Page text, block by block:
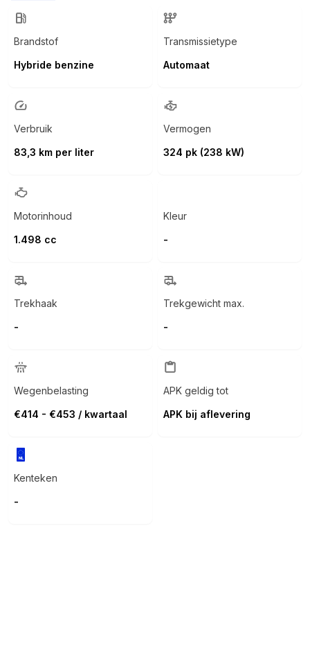
Brandstof
Hybride benzine
Transmissietype
Automaat
Verbruik
83,3 km per liter
Vermogen
324 pk (238 kW)
Motorinhoud
1.498 cc
Kleur
-
Trekhaak
-
Trekgewicht max.
-
Wegenbelasting
€414 - €453 / kwartaal
APK geldig tot
APK bij aflevering
Kenteken
-